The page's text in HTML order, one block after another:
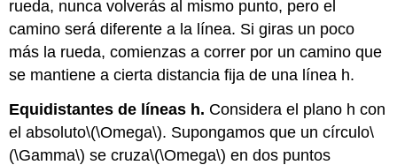
rueda, nunca volverás al mismo punto, pero el
camino será diferente a la línea. Si giras un poco
más la rueda, comienzas a correr por un camino que
se mantiene a cierta distancia fija de una línea h.
Equidistantes de líneas h. Considera el plano h con
el absoluto\(\Omega\). Supongamos que un círculo\
(\Gamma\) se cruza\(\Omega\) en dos puntos